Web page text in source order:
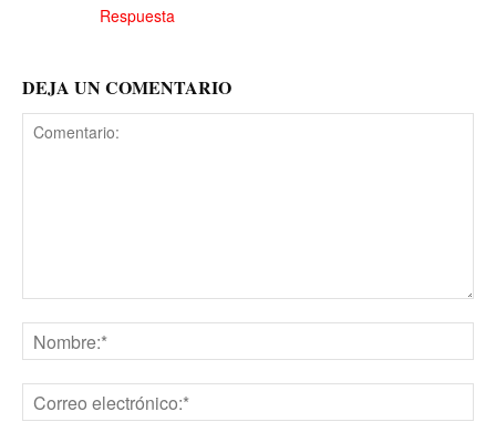
Respuesta
DEJA UN COMENTARIO